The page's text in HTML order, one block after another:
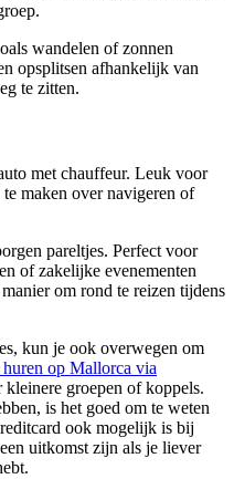
wandelen of zonnen
opsplitsen afhankelijk van
te zitten.
met chauffeur. Leuk voor
maken over navigeren of
pareltjes. Perfect voor
of zakelijke evenementen
om rond te reizen tijdens
kun je ook overwegen om
op Mallorca via
groepen of koppels.
is het goed om te weten
ook mogelijk is bij
uitkomst zijn als je liever